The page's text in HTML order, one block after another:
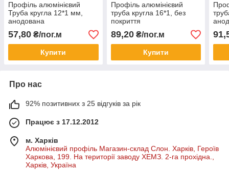
Профіль алюмінієвий
Труба кругла 12*1 мм,
анодована
57,80 ₴/пог.м
Купити
Профіль алюмінієвий
труба кругла 16*1, без
покриття
89,20₴/пог.м
Купити
Про нас
92% позитивних з 25 відгуків за рік
Працює з 17.12.2012
м. Харків
Алюмінієвий профіль Магазин-склад Слон. Харків, Героїв
Харкова, 199. На території заводу ХЕМЗ. 2-га прохідна.,
Харків, Україна